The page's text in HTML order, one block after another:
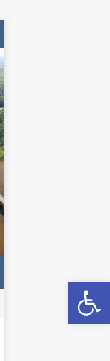
Otwórz pasek narzędzi